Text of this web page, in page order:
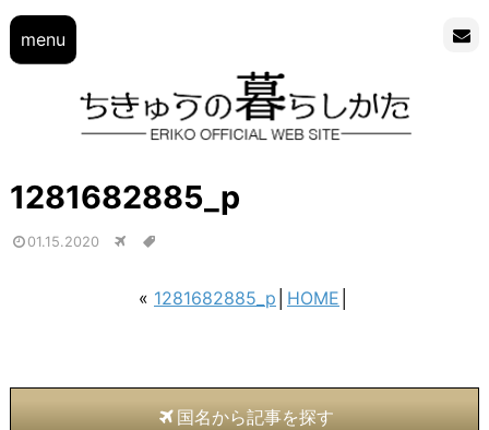
menu
1281682885_p
01.15.2020
« 1281682885_p HOME
国名から記事を探す